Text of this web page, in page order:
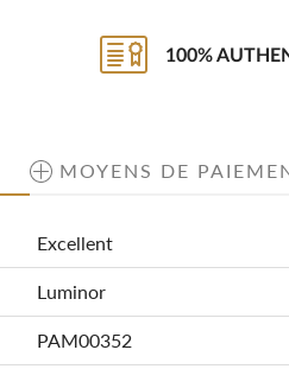
100%
MOYENS DE
Excellent
Luminor
PAM00352